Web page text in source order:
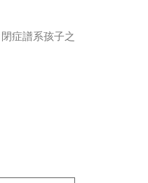
症譜系孩子之